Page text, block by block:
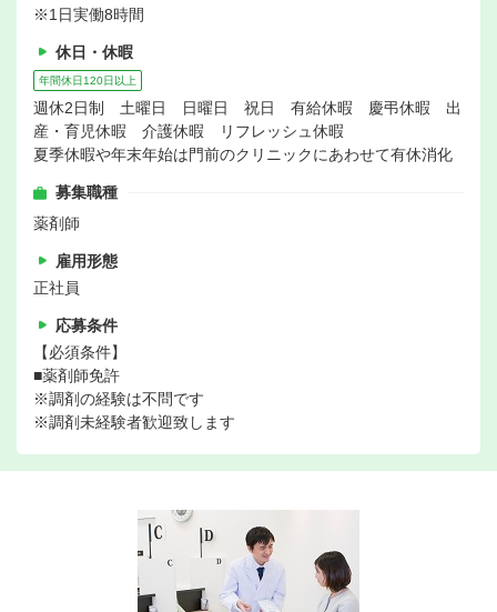
※1日実働8時間
休日・休暇
年間休日120日以上
週休2日制 土曜日 日曜日 祝日 有給休暇 慶弔休暇 出
産・育児休暇 介護休暇 リフレッシュ休暇
夏季休暇や年末年始は門前のクリニックにあわせて有休消化
募集職種
薬剤師
雇用形態
正社員
応募条件
【必須条件】
■薬剤師免許
※調剤の経験は不問です
※調剤未経験者歓迎致します